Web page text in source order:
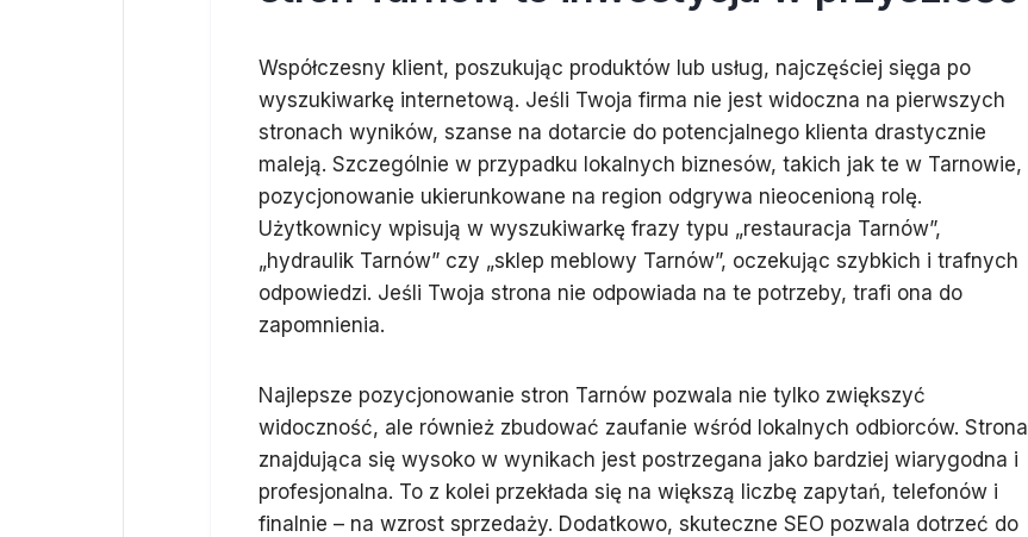
Współczesny klient, poszukując produktów lub usług, najczęściej sięga po
wyszukiwarkę internetową. Jeśli Twoja firma nie jest widoczna na pierwszych
stronach wyników, szanse na dotarcie do potencjalnego klienta drastycznie
maleją. Szczególnie w przypadku lokalnych biznesów, takich jak te w Tarnowie,
pozycjonowanie ukierunkowane na region odgrywa nieocenioną rolę.
Użytkownicy wpisują w wyszukiwarkę frazy typu „restauracja Tarnów”,
„hydraulik Tarnów” czy „sklep meblowy Tarnów”, oczekując szybkich i trafnych
odpowiedzi. Jeśli Twoja strona nie odpowiada na te potrzeby, trafi ona do
zapomnienia.
Najlepsze pozycjonowanie stron Tarnów pozwala nie tylko zwiększyć
widoczność, ale również zbudować zaufanie wśród lokalnych odbiorców. Strona
znajdująca się wysoko w wynikach jest postrzegana jako bardziej wiarygodna i
profesjonalna. To z kolei przekłada się na większą liczbę zapytań, telefonów i
finalnie – na wzrost sprzedaży. Dodatkowo, skuteczne SEO pozwala dotrzeć do